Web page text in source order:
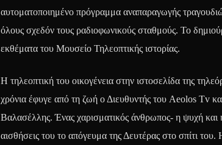
αυτοματοποιημένο πρόγραμμα αναπαραγωγής
όλους σχεδόν τους ραδιοφωνικούς σταθμούς. Το
εκθέματα του Μουσείο Τηλεοπτικής ιστορίας.
Η τηλεοπτική του οικογένεια στην ιστοσελίδα της
χρόνια έφυγε από τη ζωή ο Διευθυντής του Aeolos Tv
Βαλασέλλης. Ένας χαρισματικός άνθρωπος- η ψυχή και
αισθήσεις του το απόγευμα της Δευτέρας στο σπίτι